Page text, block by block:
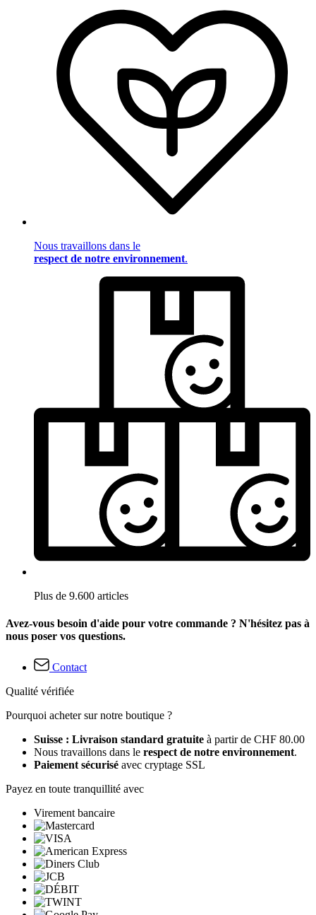
Nous travaillons dans le
respect de notre environnement.
Plus de 9.600 articles
Avez-vous besoin d'aide pour votre commande ? N'hésitez pas à
nous poser vos questions.
Contact
Qualité vérifiée
Pourquoi acheter sur notre boutique ?
Suisse : Livraison standard gratuite à partir de CHF 80.00
Nous travaillons dans le respect de notre environnement.
Paiement sécurisé avec cryptage SSL
Payez en toute tranquillité avec
Virement bancaire